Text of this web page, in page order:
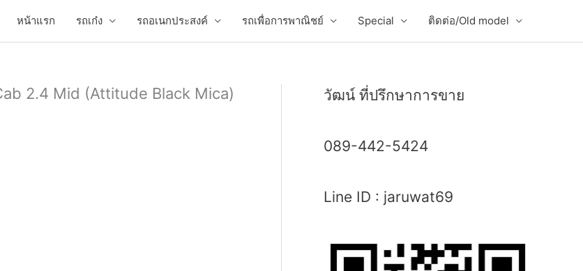
หน้าแรก รถเก๋ง รถอเนกประสงค์ รถเพื่อการพาณิชย์ Special ติดต่อ/Old model
2.4 Mid (Attitude Black Mica) วัฒน์ ที่ปรึกษาการขาย
089-442-5424
Line ID : jaruwat69